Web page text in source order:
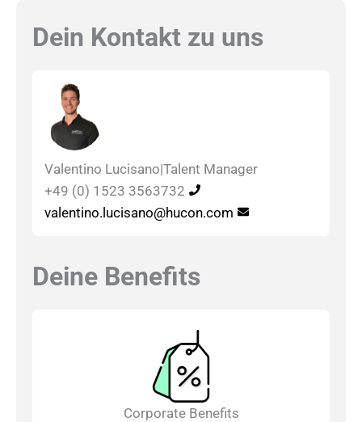
Dein Kontakt zu uns
Valentino Lucisano|Talent Manager
+49 (0) 1523 3563732
valentino.lucisano@hucon.com
Deine Benefits
Corporate Benefits